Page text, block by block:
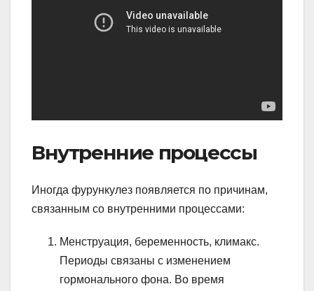
Внутренние процессы
Иногда фурункулез появляется по причинам,
связанным со внутренними процессами:
Менструация, беременность, климакс.
Периоды связаны с изменением
гормонального фона. Во время